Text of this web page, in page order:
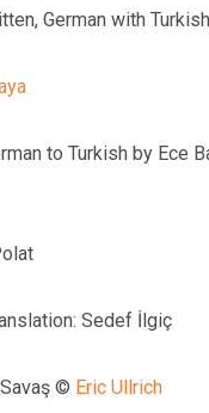
German with
to Turkish by Ece
Sedef İlgiç
© Eric Ullrich